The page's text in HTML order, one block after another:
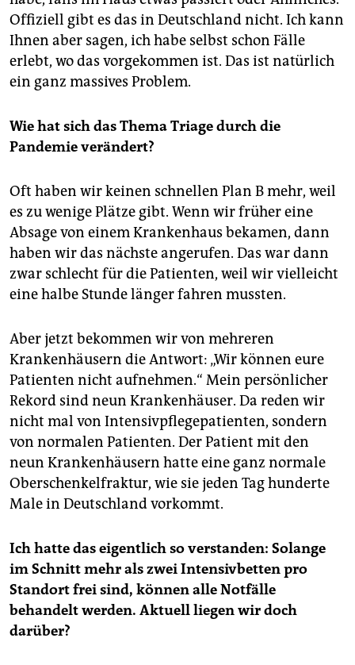
Offiziell gibt es das in Deutschland nicht. Ich kann
Ihnen aber sagen, ich habe selbst schon Fälle
erlebt, wo das vorgekommen ist. Das ist natürlich
ein ganz massives Problem.
Wie hat sich das Thema Triage­ durch die
Pandemie verändert?
Oft haben wir keinen schnellen Plan B mehr, weil
es zu wenige Plätze gibt. Wenn wir früher eine
Absage von einem Krankenhaus bekamen, dann
haben wir das nächste angerufen. Das war dann
zwar schlecht für die Patienten, weil wir vielleicht
eine halbe Stunde länger fahren mussten.
Aber jetzt bekommen wir von mehreren
Krankenhäusern die Antwort: „Wir können eure
Patienten nicht aufnehmen.“ Mein persönlicher
Rekord sind neun Krankenhäuser. Da reden wir
nicht mal von Intensivpflegepatienten, sondern
von normalen Patienten. Der Patient mit den
neun Krankenhäusern hatte eine ganz normale
Oberschenkelfraktur, wie sie jeden Tag hunderte
Male in Deutschland vorkommt.
Ich hatte das eigentlich so verstanden: Solange
im Schnitt mehr als zwei Intensivbetten pro
Standort frei sind, können alle Notfälle
behandelt werden. Aktuell liegen wir doch
darüber?